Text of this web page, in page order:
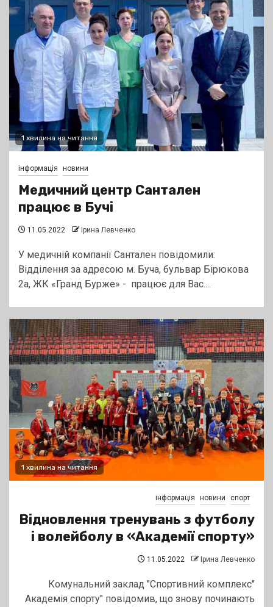
1 хвилина на читання
інформація новини
Медичний центр Сантален
працює в Бучі
11.05.2022 Ірина Левченко
У медичній компанії Сантален повідомили:
Відділення за адресою м. Буча, бульвар Бірюкова
2а, ЖК «Гранд Бурже» - працює для Вас....
1 хвилина на читання
інформація новини спорт
Відновлення тренувань з футболу
і волейболу в «Академії спорту»
11.05.2022 Ірина Левченко
Комунальний заклад "Спортивний комплекс"
Академія спорту" повідомив, що знову починають